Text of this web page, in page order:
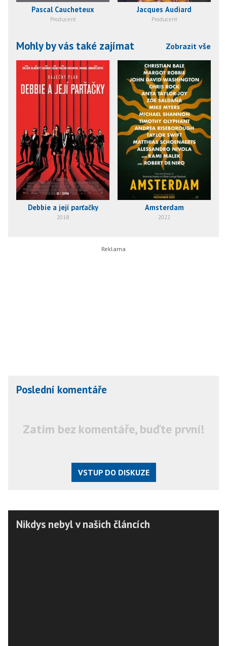
Pascal Caucheteux
Producent
Jacques Audiard
Producent
Mohly by vás také zajímat Zobrazit vše
Debbie a její parťačky
2018
Amsterdam
2022
Poslední komentáře
Zatím bez komentáře, buďte první!
VSTUP DO DISKUZE
Nikdys nebyl v našich článcích